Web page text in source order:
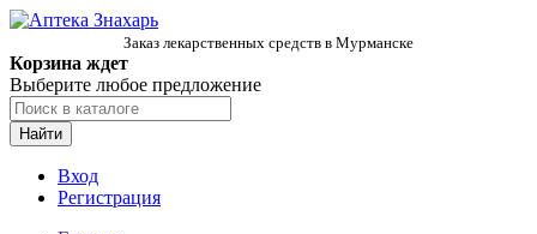
Заказ лекарственных средств в Мурманске
Корзина ждет
Выберите любое предложение
Найти
Вход
Регистрация